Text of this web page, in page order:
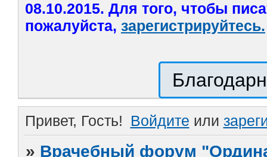
08.10.2015. Для того, чтобы
пожалуйста, зарегистрируйтесь.
Привет, Гость! Войдите или
» Врачебный форум